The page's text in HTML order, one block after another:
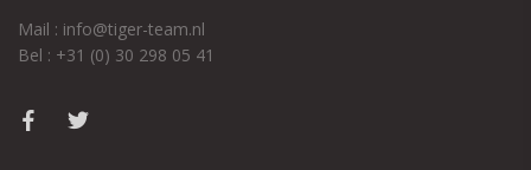
Mail : info@tiger-team.nl
Bel : +31 (0) 30 298 05 41